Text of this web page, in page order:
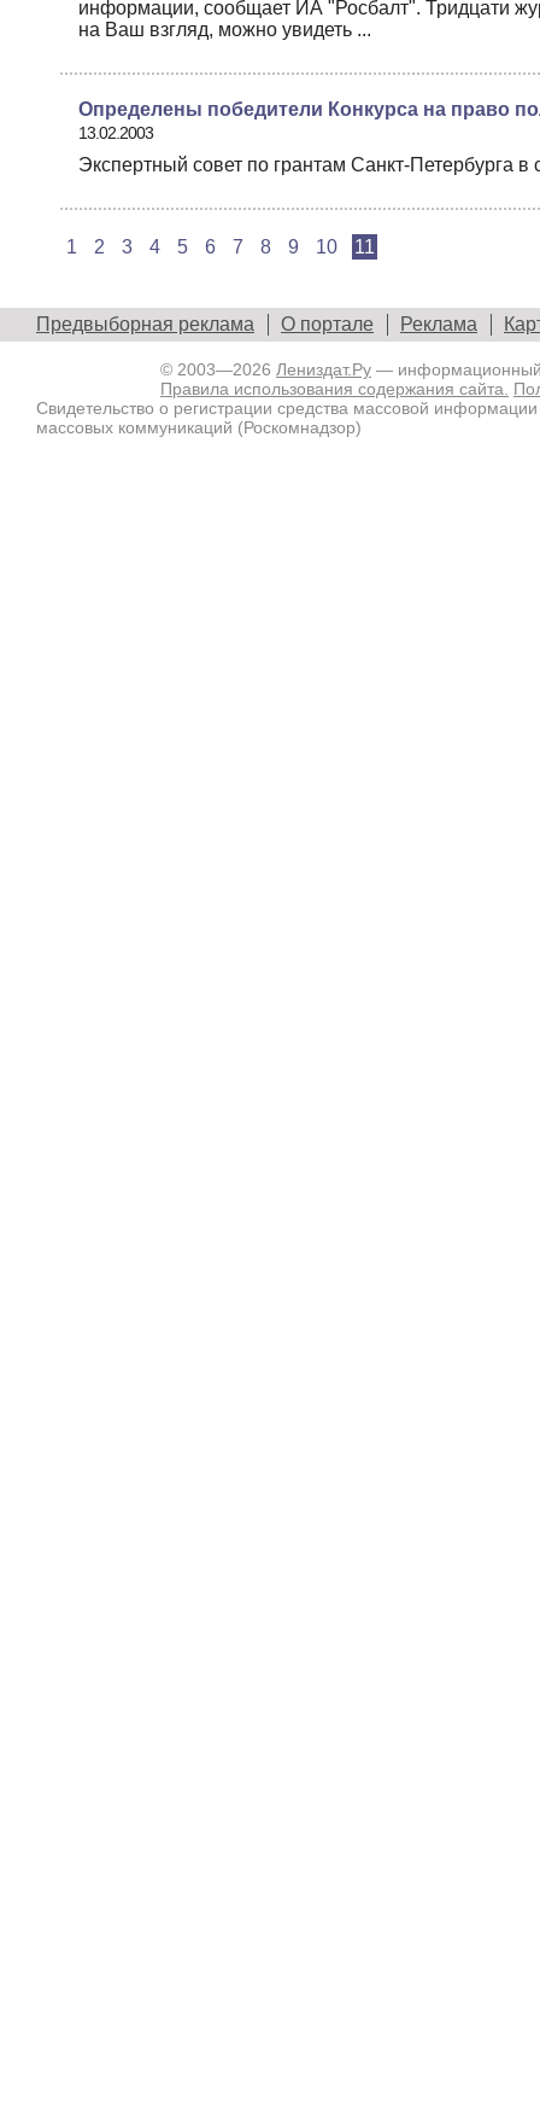
информации, сообщает ИА "Росбалт". Тридцати
на Ваш взгляд, можно увидеть ...
Определены победители Конкурса на право
13.02.2003
Экспертный совет по грантам Санкт-Петербурга
1 2 3 4 5 6 7 8 9 10 11
Предвыборная реклама О портале Реклама
© 2003—2026 Лениздат.Ру — информационный
Правила использования содержания сайта.
Свидетельство о регистрации средства массовой
массовых коммуникаций (Роскомнадзор)